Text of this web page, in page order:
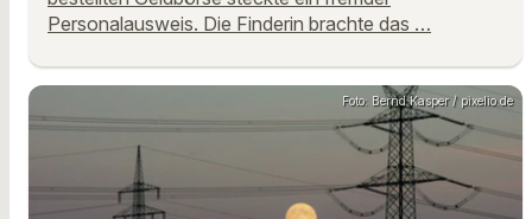
Personalausweis. Die Finderin brachte das …
Foto: Bernd Kasper / pixelio.de